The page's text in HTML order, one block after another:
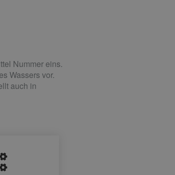
Nummer eins.
Wassers vor.
auch in